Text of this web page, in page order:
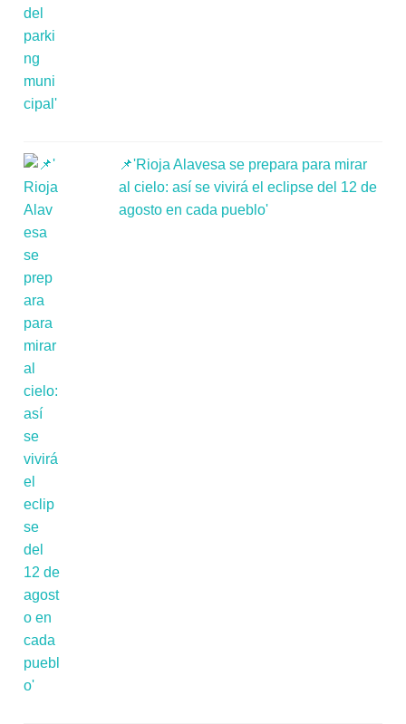
📌'Rioja Alavesa se prepara para mirar
al cielo: así se vivirá el eclipse del 12 de
agosto en cada pueblo'